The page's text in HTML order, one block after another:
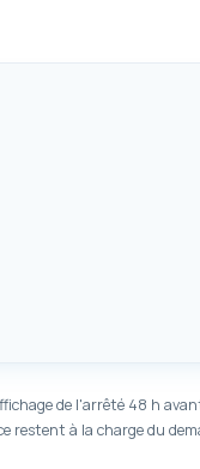
de l'arrêté 48 h
restent à la charge du